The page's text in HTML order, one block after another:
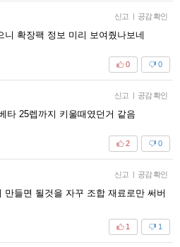
신고 | 공감 확인
확장팩 정보 미리 보여줬나보네
0
0
신고 | 공감 확인
타 25렙까지 키울때였던거 같음
0
2
신고 | 공감 확인
만들면 될것을 자꾸 조합 재료로만 써버
1
1